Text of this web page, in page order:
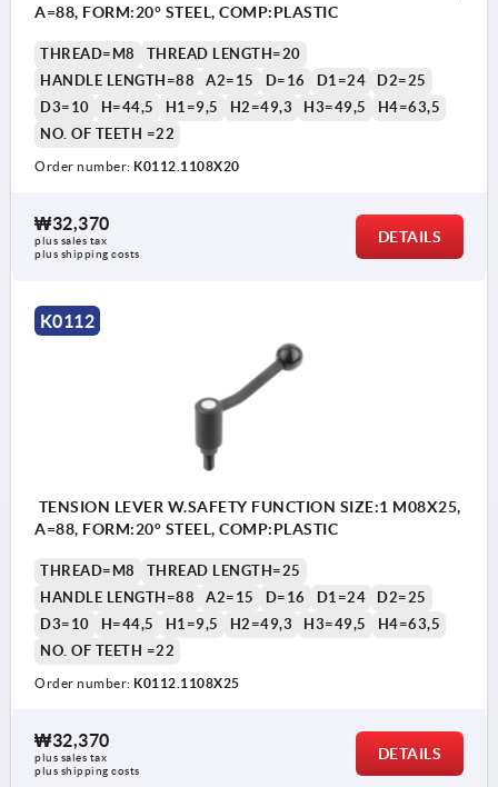
1) flat point DIN EN ISO 4753
A=88, FORM:20° STEEL, COMP:PLASTIC
THREAD=M8
THREAD LENGTH=20
HANDLE LENGTH=88
A2=15 D=16 D1=24
D2=25
D3=10
H=44,5 H1=9,5 H2=49,3 H3=49,5
H4=63,5
NO. OF TEETH =22
Order number: K0112.1108X20
₩32,370
plus sales tax
plus shipping costs
DETAILS
K0112
TENSION LEVER W.SAFETY FUNCTION SIZE:1 M08X25,
A=88, FORM:20° STEEL, COMP:PLASTIC
THREAD=M8
THREAD LENGTH=25
HANDLE LENGTH=88
A2=15 D=16 D1=24
D2=25
D3=10
H=44,5 H1=9,5 H2=49,3 H3=49,5
H4=63,5
NO. OF TEETH =22
Order number: K0112.1108X25
₩32,370
plus sales tax
plus shipping costs
DETAILS